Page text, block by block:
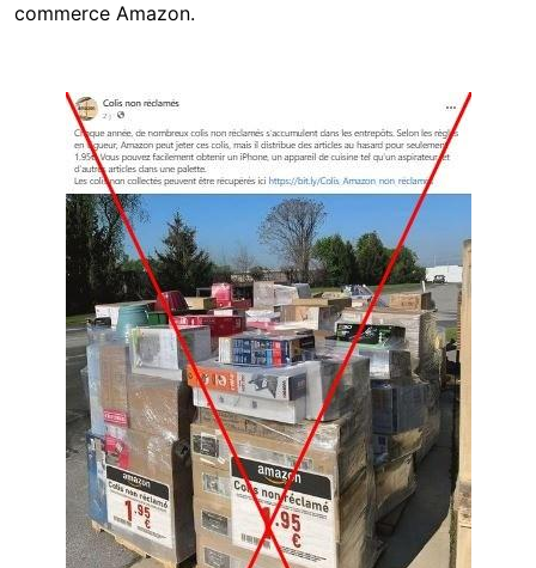
commerce Amazon.
Image